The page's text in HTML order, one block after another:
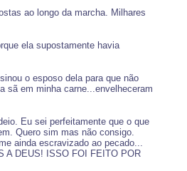
ao longo da marcha. Milhares
ela supostamente havia
o esposo dela para que não
sã em minha carne...envelheceram
Eu sei perfeitamente que o que
Quero sim mas não consigo.
ainda escravizado ao pecado...
A DEUS! ISSO FOI FEITO POR